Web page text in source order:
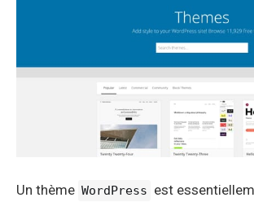
Un thème WordPress est